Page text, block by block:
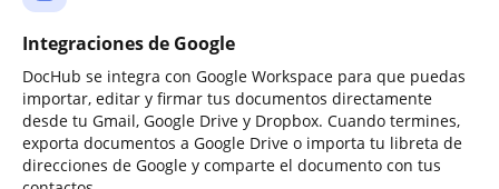
Integraciones de Google
DocHub se integra con Google Workspace para que puedas
importar, editar y firmar tus documentos directamente
desde tu Gmail, Google Drive y Dropbox. Cuando termines,
exporta documentos a Google Drive o importa tu libreta de
direcciones de Google y comparte el documento con tus